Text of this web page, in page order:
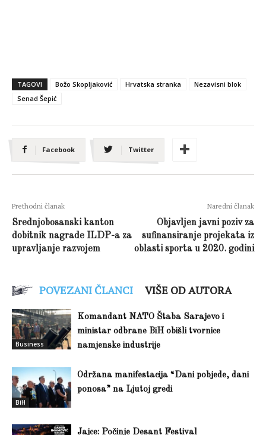
TAGOVI Božo Skopljaković Hrvatska stranka
Nezavisni blok
Senad Šepić
Facebook Twitter
Prethodni članak
Srednjobosanski kanton
dobitnik nagrade ILDP-a za
upravljanje razvojem
Naredni članak
Objavljen javni poziv za
sufinansiranje projekata iz
oblasti sporta u 2020. godini
POVEZANI ČLANCI VIŠE OD AUTORA
Business
Komandant NATO Štaba Sarajevo i
ministar odbrane BiH obišli tvornice
namjenske industrije
BiH
Održana manifestacija “Dani pobjede, dani
ponosa” na Ljutoj gredi
Jajce: Počinje Desant Festival